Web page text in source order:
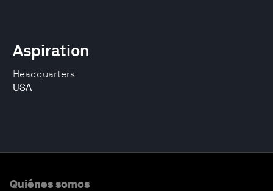
Headquarters
USA
Aspiration
Quiénes somos